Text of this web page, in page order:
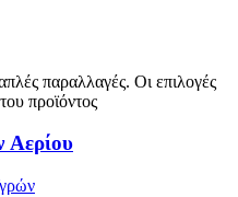
παραλλαγές. Οι επιλογές
προϊόντος
Αερίου